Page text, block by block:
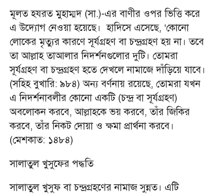
মূলত হযরত মুহাম্মদ (সা.)-এর বাণীর ওপর ভিত্তি করে
এ উদ্যোগ নেওয়া হয়েছে। হাদিসে এসেছে, ‘কোনো
লোকের মৃত্যুর কারণে সূর্যগ্রহণ বা চন্দ্রগ্রহণ হয় না। তবে
তা আল্লাহ তাআলার নিদর্শনগুলোর দুটি। তোমরা
সূর্যগ্রহণ বা চন্দ্রগ্রহণ হতে দেখলে নামাজে দাঁড়িয়ে যাবে।
(সহিহ বুখারি: ৯৮৪) অন্য বর্ণনায় রয়েছে, তোমরা যখন
এ নিদর্শনাবলীর কোনো একটি (চন্দ্র বা সূর্যগ্রহণ)
অবলোকন করবে, আল্লাহকে ভয় করবে, তাঁর জিকির
করবে, তাঁর নিকট দোয়া ও ক্ষমা প্রার্থনা করবে।
(মেশকাত: ১৪৮৪)
সালাতুল খুসুফের পদ্ধতি
সালাতুল খুসুফ বা চন্দ্রগ্রহণের নামাজ সুন্নত। এটি